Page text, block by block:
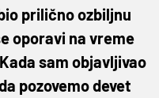
prilično ozbiljnu
oporavi na vreme
sam objavljivao
pozovemo devet